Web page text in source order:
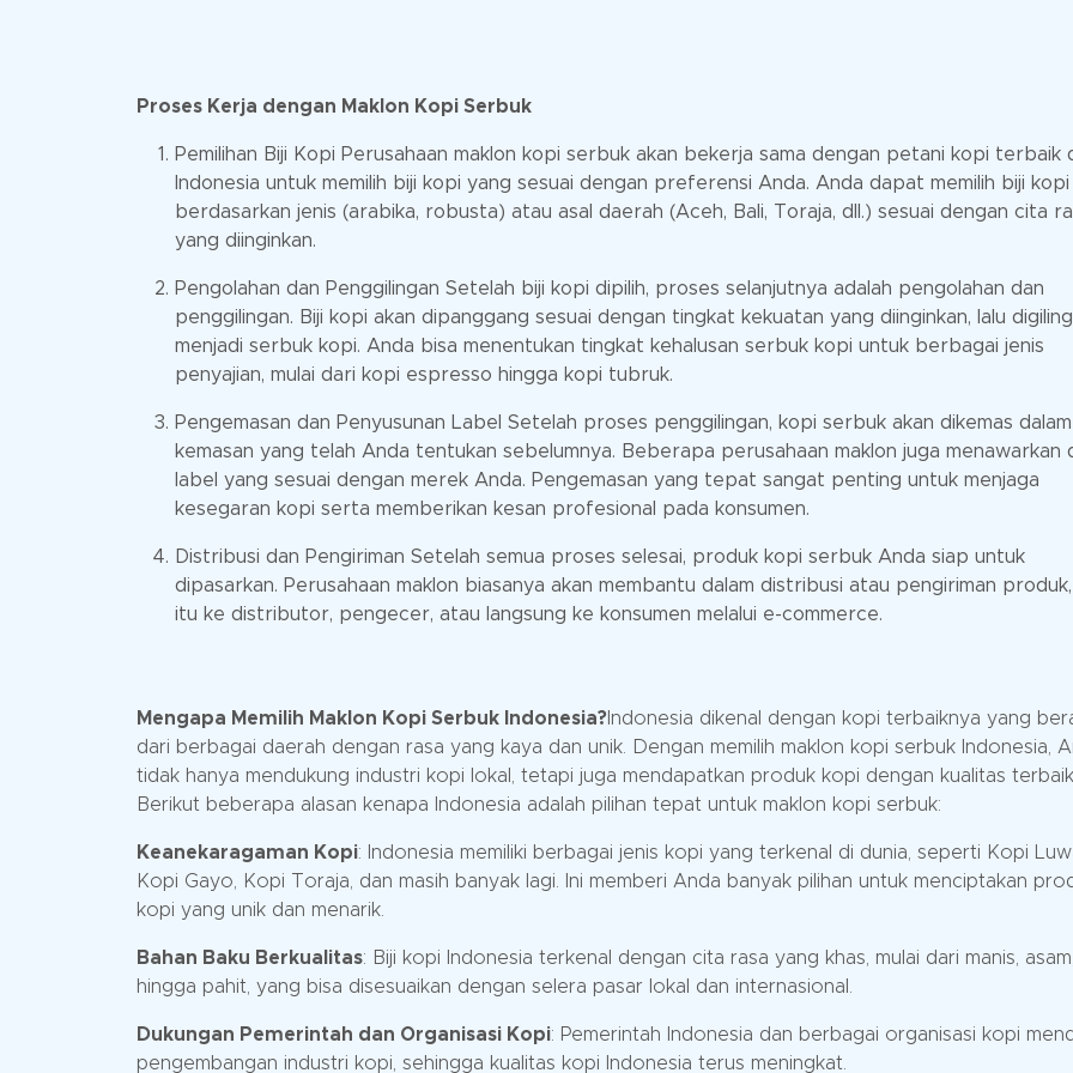
Proses Kerja dengan Maklon Kopi Serbuk
Pemilihan Biji Kopi Perusahaan maklon kopi serbuk akan bekerja sama dengan petani kopi terbaik
Indonesia untuk memilih biji kopi yang sesuai dengan preferensi Anda. Anda dapat memilih biji kopi
berdasarkan jenis (arabika, robusta) atau asal daerah (Aceh, Bali, Toraja, dll.) sesuai dengan cita
yang diinginkan.
Pengolahan dan Penggilingan Setelah biji kopi dipilih, proses selanjutnya adalah pengolahan dan
penggilingan. Biji kopi akan dipanggang sesuai dengan tingkat kekuatan yang diinginkan, lalu digiling
menjadi serbuk kopi. Anda bisa menentukan tingkat kehalusan serbuk kopi untuk berbagai jenis
penyajian, mulai dari kopi espresso hingga kopi tubruk.
Pengemasan dan Penyusunan Label Setelah proses penggilingan, kopi serbuk akan dikemas dalam
kemasan yang telah Anda tentukan sebelumnya. Beberapa perusahaan maklon juga menawarkan
label yang sesuai dengan merek Anda. Pengemasan yang tepat sangat penting untuk menjaga
kesegaran kopi serta memberikan kesan profesional pada konsumen.
Distribusi dan Pengiriman Setelah semua proses selesai, produk kopi serbuk Anda siap untuk
dipasarkan. Perusahaan maklon biasanya akan membantu dalam distribusi atau pengiriman
itu ke distributor, pengecer, atau langsung ke konsumen melalui e-commerce.
Mengapa Memilih Maklon Kopi Serbuk Indonesia? Indonesia dikenal dengan kopi terbaiknya yang
dari berbagai daerah dengan rasa yang kaya dan unik. Dengan memilih maklon kopi serbuk Indonesia,
tidak hanya mendukung industri kopi lokal, tetapi juga mendapatkan produk kopi dengan kualitas terbaik.
Berikut beberapa alasan kenapa Indonesia adalah pilihan tepat untuk maklon kopi serbuk:
Keanekaragaman Kopi: Indonesia memiliki berbagai jenis kopi yang terkenal di dunia, seperti Kopi
Kopi Gayo, Kopi Toraja, dan masih banyak lagi. Ini memberi Anda banyak pilihan untuk menciptakan
kopi yang unik dan menarik.
Bahan Baku Berkualitas: Biji kopi Indonesia terkenal dengan cita rasa yang khas, mulai dari manis, asam,
hingga pahit, yang bisa disesuaikan dengan selera pasar lokal dan internasional.
Dukungan Pemerintah dan Organisasi Kopi: Pemerintah Indonesia dan berbagai organisasi kopi
pengembangan industri kopi, sehingga kualitas kopi Indonesia terus meningkat.